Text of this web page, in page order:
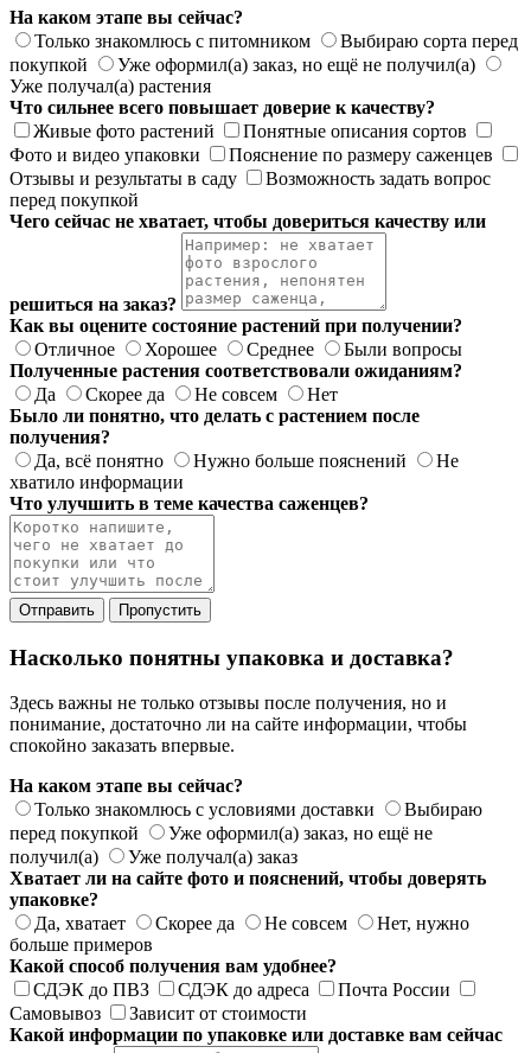
На каком этапе вы сейчас?
Только знакомлюсь с питомником
Выбираю сорта перед
покупкой
Уже оформил(а) заказ, но ещё не получил(а)
Уже получал(а) растения
Что сильнее всего повышает доверие к качеству?
Живые фото растений
Понятные описания сортов
Фото и видео упаковки
Пояснение по размеру саженцев
Отзывы и результаты в саду
Возможность задать вопрос
перед покупкой
Чего сейчас не хватает, чтобы довериться качеству или
решиться на заказ?
Как вы оцените состояние растений при получении?
Отличное
Хорошее Среднее
Были вопросы
Полученные растения соответствовали ожиданиям?
Да
Скорее да Не совсем
Нет
Было ли понятно, что делать с растением после
получения?
Да, всё понятно
Нужно больше пояснений
Не
хватило информации
Что улучшить в теме качества саженцев?
Отправить Пропустить
Насколько понятны упаковка и доставка?
Здесь важны не только отзывы после получения, но и
понимание, достаточно ли на сайте информации, чтобы
спокойно заказать впервые.
На каком этапе вы сейчас?
Только знакомлюсь с условиями доставки
Выбираю
перед покупкой
Уже оформил(а) заказ, но ещё не
получил(а)
Уже получал(а) заказ
Хватает ли на сайте фото и пояснений, чтобы доверять
упаковке?
Да, хватает
Скорее да Не совсем
Нет, нужно
больше примеров
Какой способ получения вам удобнее?
СДЭК до ПВЗ
СДЭК до адреса
Почта России
Самовывоз
Зависит от стоимости
Какой информации по упаковке или доставке вам сейчас